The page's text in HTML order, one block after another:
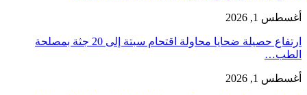
أغسطس 1, 2026
ارتفاع حصيلة ضحايا محاولة اقتحام سبتة إلى 20 جثة بمصلحة
الطب…
أغسطس 1, 2026